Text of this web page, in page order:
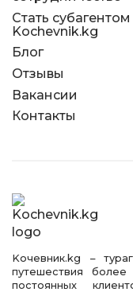
Стать субагентом
Kochevnik.kg
Блог
Отзывы
Вакансии
Контакты
Kочевник.kg –
путешествия
постоянных